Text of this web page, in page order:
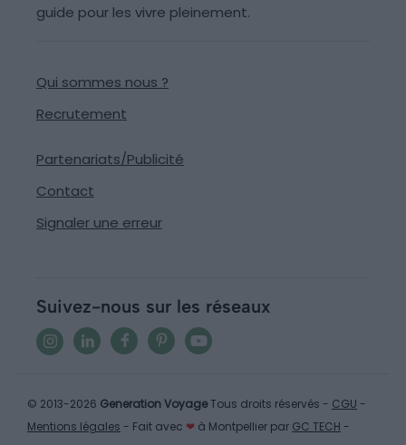
guide pour les vivre pleinement.
Qui sommes nous ?
Recrutement
Partenariats/Publicité
Contact
Signaler une erreur
Suivez-nous sur les réseaux
© 2013-2026 Generation VoyageTous droits réservés - CGU -
Mentions légales - Fait avec ❤ à Montpellier par GC TECH -